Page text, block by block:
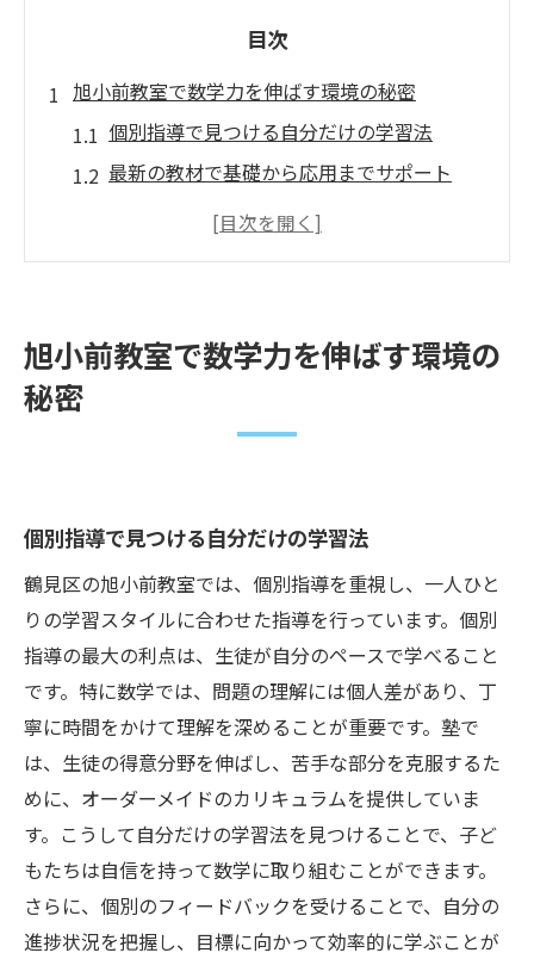
目次
旭小前教室で数学力を伸ばす環境の秘密
個別指導で見つける自分だけの学習法
最新の教材で基礎から応用までサポート
フィードバックを活用した学習の進化
子どもたちが主体的に学べる旭小前教室の魅力
自分のペースで進める学習の楽しさ
多様な問題に挑戦できる環境の整備
教員のサポートで伸ばす探究心
横浜市鶴見区での数学塾選びのポイントとは
地域に根ざした信頼できる塾を選ぶ
口コミや評判を参考にした選択肢
体験授業で確認する教室の雰囲気
カリキュラムの明確さを重視する
教員の質と指導法の確認
料金体系の透明性を確認
数学の基礎から応用まで旭小前教室での学び
基礎力を固めて応用力を育てるステップ
旭小前教室で数学力を伸ばす環境の
秘密
個別指導で見つける自分だけの学習法
鶴見区の旭小前教室では、個別指導を重視し、一人ひと
りの学習スタイルに合わせた指導を行っています。個別
指導の最大の利点は、生徒が自分のペースで学べること
です。特に数学では、問題の理解には個人差があり、丁
寧に時間をかけて理解を深めることが重要です。塾で
は、生徒の得意分野を伸ばし、苦手な部分を克服するた
めに、オーダーメイドのカリキュラムを提供していま
す。こうして自分だけの学習法を見つけることで、子ど
もたちは自信を持って数学に取り組むことができます。
さらに、個別のフィードバックを受けることで、自分の
進捗状況を把握し、目標に向かって効率的に学ぶことが